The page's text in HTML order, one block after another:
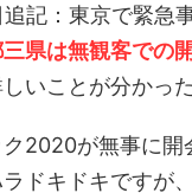
記：東京で緊急
県は無観客での
いことが分かっ
2020が無事に開
ドキドキですが